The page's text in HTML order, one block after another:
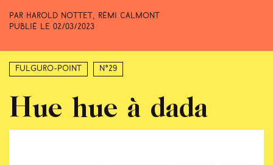
Par Harold Nottet, Rémi Calmont
Publié le 02/03/2023
Fulguro-Point N°29
Hue hue à dada